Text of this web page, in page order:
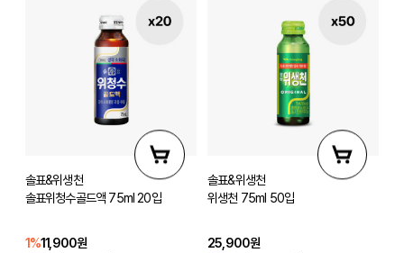
솔표&위생천
솔표위청수골드액 75ml 20입
1%11,900원
솔표&위생천
위생천 75ml 50입
25,900원